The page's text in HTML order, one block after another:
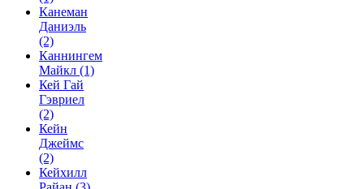
Канеман
Даниэль
(2)
Каннингем
Майкл (1)
Кей Гай
Гэвриел
(2)
Кейн
Джеймс
(2)
Кейхилл